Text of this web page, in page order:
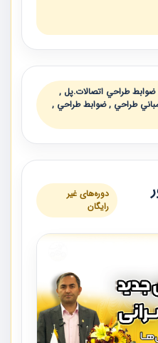
ضوابط طراحي اتصالات.پل ,
طراحي , ضوابط طراحي ,
دوره‌های غیر
رایگان